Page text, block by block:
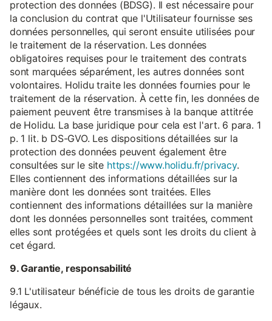
protection des données (BDSG). Il est nécessaire pour
la conclusion du contrat que l'Utilisateur fournisse ses
données personnelles, qui seront ensuite utilisées pour
le traitement de la réservation. Les données
obligatoires requises pour le traitement des contrats
sont marquées séparément, les autres données sont
volontaires. Holidu traite les données fournies pour le
traitement de la réservation. À cette fin, les données de
paiement peuvent être transmises à la banque attitrée
de Holidu. La base juridique pour cela est l'art. 6 para. 1
p. 1 lit. b DS-GVO. Les dispositions détaillées sur la
protection des données peuvent également être
consultées sur le site https://www.holidu.fr/privacy.
Elles contiennent des informations détaillées sur la
manière dont les données sont traitées. Elles
contiennent des informations détaillées sur la manière
dont les données personnelles sont traitées, comment
elles sont protégées et quels sont les droits du client à
cet égard.
9. Garantie, responsabilité
9.1 L'utilisateur bénéficie de tous les droits de garantie
légaux.